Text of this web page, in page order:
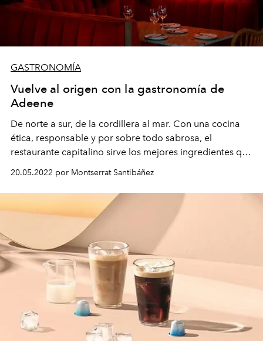
GASTRONOMÍA
Vuelve al origen con la gastronomía de
Adeene
De norte a sur, de la cordillera al mar. Con una cocina
ética, responsable y por sobre todo sabrosa, el
restaurante capitalino sirve los mejores ingredientes que
el territorio chileno tiene para ofrecer.
20.05.2022 por Montserrat Santibáñez